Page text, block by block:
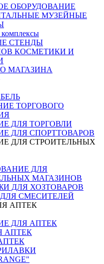
ОБОРУДОВАНИЕ
МУЗЕЙНЫЕ
СТЕНДЫ
КОСМЕТИКИ И
МАГАЗИНА
ТОРГОВОГО
ДЛЯ ТОРГОВЛИ
ДЛЯ СПОРТТОВАРОВ
ДЛЯ СТРОИТЕЛЬНЫХ
ДЛЯ
МАГАЗИНОВ
ДЛЯ ХОЗТОВАРОВ
СМЕСИТЕЛЕЙ
АПТЕК
ДЛЯ АПТЕК
АПТЕК